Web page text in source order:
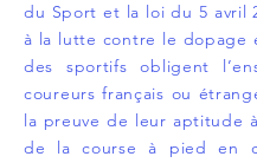
du Sport et la loi du 5 avril
à la lutte contre le dopage
des sportifs obligent
coureurs français ou
la preuve de leur aptitude
de la course à pied en